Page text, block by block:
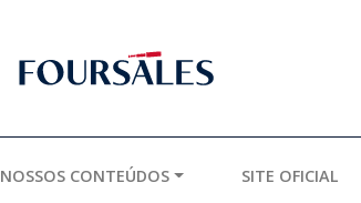
NOSSOS CONTEÚDOS SITE OFICIAL